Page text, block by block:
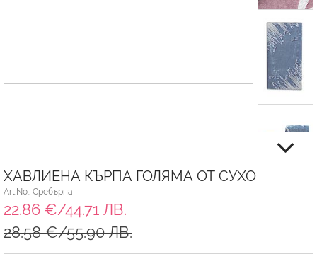
ХАВЛИЕНА КЪРПА ГОЛЯМА ОТ СУХО
Art.No.: Сребърна
22.86 €/44.71 ЛВ.
28.58 €/55.90 ЛВ.